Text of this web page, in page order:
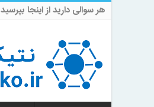
هر سوالی دارید از اینجا بپرسید